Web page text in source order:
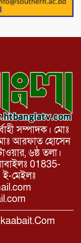
শাখার
সম্পাদক। মোঃ
আরফাত হোসেন
৬ষ্ঠ তলা।
01835-
মেইলঃ